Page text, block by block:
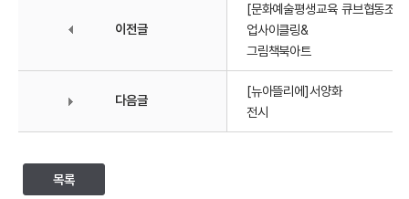
이전글
[문화예술평생교육 큐브협동조
업사이클링&
그림책북아트
다음글
[뉴아뜰리에]서양화
전시
목록